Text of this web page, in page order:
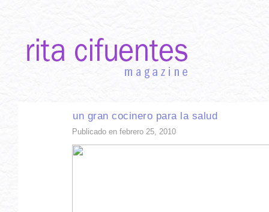
un gran cocinero para la salud
Publicado en febrero 25, 2010